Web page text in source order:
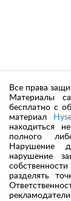
Все права
Материалы
бесплатно с
материал
находиться
полного
Нарушение
нарушение
разделять